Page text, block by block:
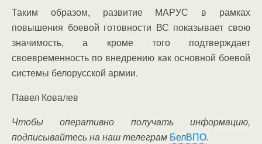
Таким образом, развитие МАРУС в рамках
повышения боевой готовности ВС показывает свою
значимость, а кроме того подтверждает
своевременность по внедрению как основной боевой
системы белорусской армии.
Павел Ковалев
Чтобы оперативно получать информацию,
подписывайтесь на наш телеграм БелВПО.